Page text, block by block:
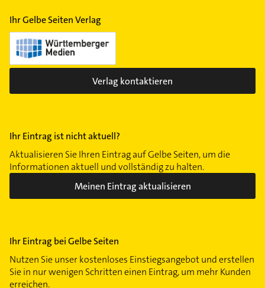
Ihr Gelbe Seiten Verlag
Verlag kontaktieren
Ihr Eintrag ist nicht aktuell?
Aktualisieren Sie Ihren Eintrag auf Gelbe Seiten, um die
Informationen aktuell und vollständig zu halten.
Meinen Eintrag aktualisieren
Ihr Eintrag bei Gelbe Seiten
Nutzen Sie unser kostenloses Einstiegsangebot und erstellen
Sie in nur wenigen Schritten einen Eintrag, um mehr Kunden
erreichen.